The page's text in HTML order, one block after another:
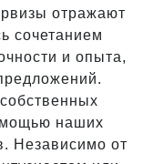
отражают
сочетанием
и опыта,
наших
Независимо от